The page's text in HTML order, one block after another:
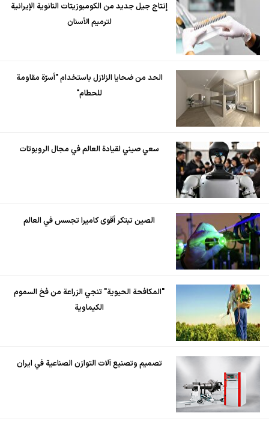
إنتاج جيل جديد من الكومبوزيتات النانوية الإيرانية
لترميم الأسنان
الحد من ضحايا الزلازل باستخدام "أسرّة مقاومة
للحطام"
سعي صيني لقيادة العالم في مجال الروبوتات
الصين تبتكر أقوى كاميرا تجسس في العالم
"المكافحة الحيوية" تنجي الزراعة من فخ السموم
الكيماوية
تصميم وتصنيع آلات التوازن الصناعية في ايران